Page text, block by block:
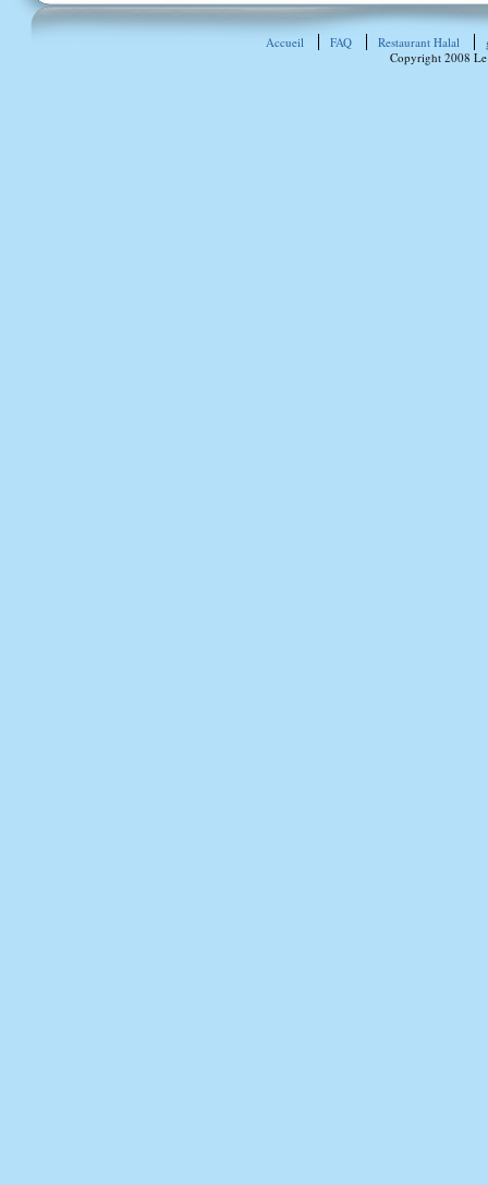
Accueil FAQ Restaurant Halal
Copyright 2008